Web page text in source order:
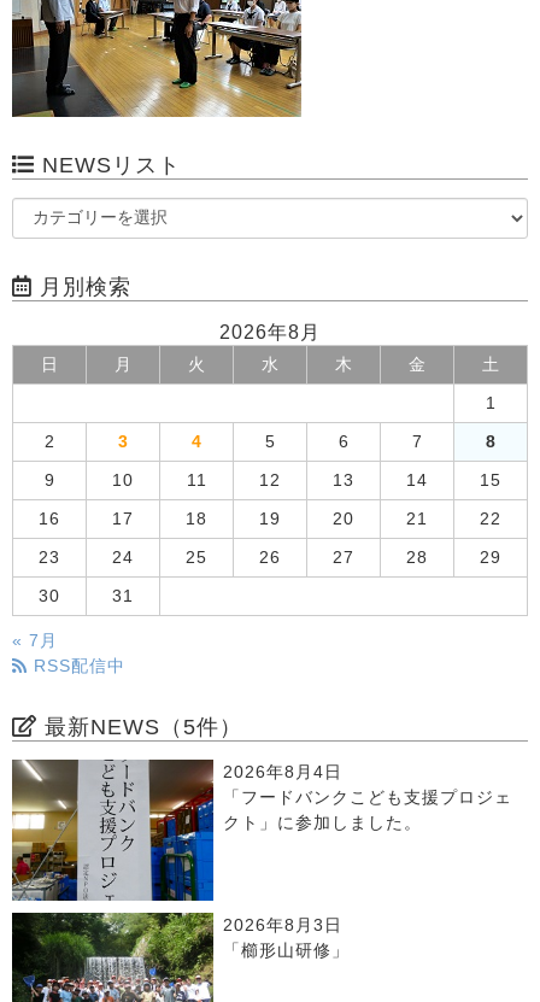
NEWSリスト
月別検索
2026年8月
日 月 火 水 木 金 土
1
2 3 4 5 6 7 8
9 10 11 12 13 14 15
16 17 18 19 20 21 22
23 24 25 26 27 28 29
30 31
« 7月
RSS配信中
最新NEWS（5件）
2026年8月4日
「フードバンクこども支援プロジェ
クト」に参加しました。
2026年8月3日
「櫛形山研修」